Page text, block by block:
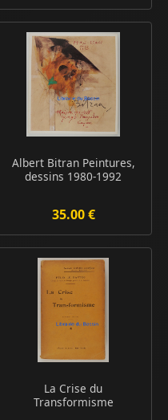
Albert Bitran Peintures,
dessins 1980-1992
35.00 €
La Crise du
Transformisme